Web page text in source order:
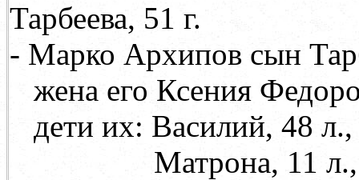
Тарбеева, 51 г.
- Марко Архипов сын
жена его Ксения
дети их: Василий, 48 л.,
Матрона, 11 л.,